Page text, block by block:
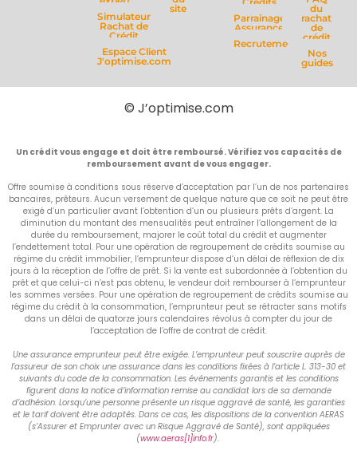
Simulateur
Rachat de
Crédit
Espace Client
J'optimise.com
site
Parrainage
Assurance
Recrutement
du
rachat
de
crédit
Nos
guides
© J’optimise.com
Un crédit vous engage et doit être remboursé. Vérifiez vos capacités de
remboursement avant de vous engager.
Offre soumise à conditions sous réserve d’acceptation par l’un de nos partenaires
bancaires, prêteurs. Aucun versement de quelque nature que ce soit ne peut être
exigé d’un particulier avant l’obtention d’un ou plusieurs prêts d’argent. La
diminution du montant des mensualités peut entraîner l’allongement de la
durée du remboursement, majorer le coût total du crédit et augmenter
l’endettement total. Pour une opération de regroupement de crédits soumise au
régime du crédit immobilier, l’emprunteur dispose d’un délai de réflexion de dix
jours à la réception de l’offre de prêt. Si la vente est subordonnée à l’obtention du
prêt et que celui-ci n’est pas obtenu, le vendeur doit rembourser à l’emprunteur
les sommes versées. Pour une opération de regroupement de crédits soumise au
régime du crédit à la consommation, l’emprunteur peut se rétracter sans motifs
dans un délai de quatorze jours calendaires révolus à compter du jour de
l’acceptation de l’offre de contrat de crédit.
Une assurance emprunteur peut être exigée. L’emprunteur peut souscrire auprès de
l’assureur de son choix une assurance dans les conditions fixées à l’article L. 313-30 et
suivants du code de la consommation. Les événements garantis et les conditions
figurent dans la notice d’information remise au candidat lors de sa demande
d’adhésion. Lorsqu’une personne présente un risque aggravé de santé, les garanties
et le tarif doivent être adaptés. Dans ce cas, les dispositions de la convention AERAS
(s’Assurer et Emprunter avec un Risque Aggravé de Santé), sont appliquées
(www.aeras[1]info.fr).